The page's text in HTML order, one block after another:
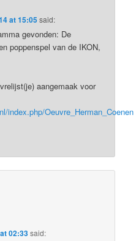
at 15:05said:
gevonden: De
poppenspel van de IKON,
aangemaak voor
index.php/Oeuvre_Herman_Coenen
02:33said: